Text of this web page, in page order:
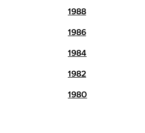
1988
1986
1984
1982
1980